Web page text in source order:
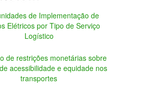
de Implementação de
Elétricos por Tipo de Serviço
Logístico
de restrições monetárias sobre
acessibilidade e equidade nos
transportes